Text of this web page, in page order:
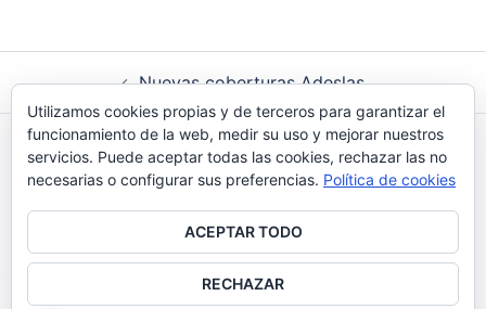
de
entradas
Nuevas coberturas Adeslas
siniestros RC perros
Utilizamos cookies propias y de terceros para garantizar el
funcionamiento de la web, medir su uso y mejorar nuestros
servicios. Puede aceptar todas las cookies, rechazar las no
necesarias o configurar sus preferencias. Política de cookies
ACEPTAR TODO
RECHAZAR